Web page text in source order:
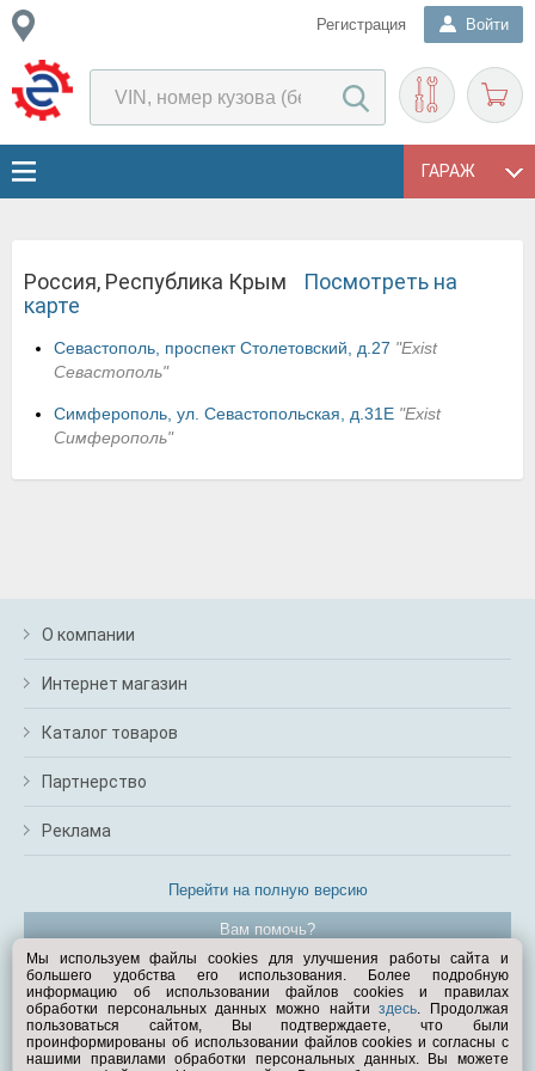
Регистрация Войти
ГАРАЖ
Россия, Республика Крым
Посмотреть на
карте
Севастополь, проспект Столетовский, д.27 "Exist
Севастополь"
Симферополь, ул. Севастопольская, д.31Е "Exist
Симферополь"
О компании
Интернет магазин
Каталог товаров
Партнерство
Реклама
Перейти на полную версию
Вам помочь?
© Exist.ru 1998—2026
Мы используем файлы cookies для улучшения работы сайта и
большего удобства его использования. Более подробную
информацию об использовании файлов cookies и правилах
обработки персональных данных можно найтиздесь. Продолжая
пользоваться сайтом, Вы подтверждаете, что были
проинформированы об использовании файлов cookies и согласны с
нашими правилами обработки персональных данных. Вы можете